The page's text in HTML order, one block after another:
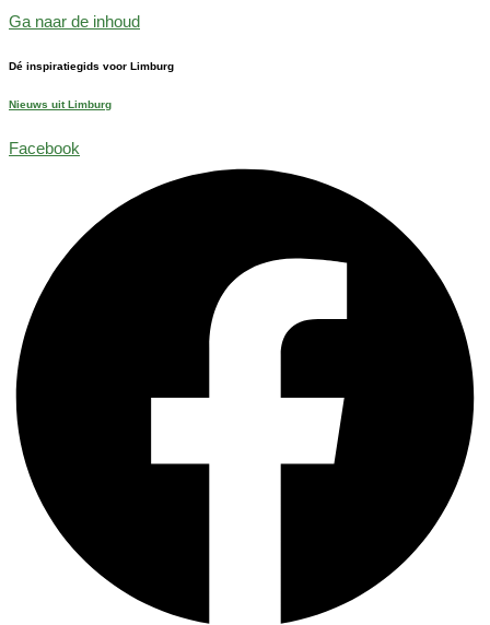
Ga naar de inhoud
Dé inspiratiegids voor Limburg
Nieuws uit Limburg
Facebook